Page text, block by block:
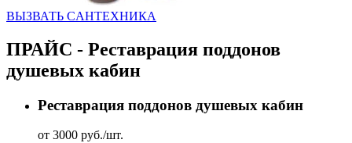
ВЫЗВАТЬ CАНТЕХНИКА
ПРАЙС - Реставрация поддонов
душевых кабин
Реставрация поддонов душевых кабин
от 3000 руб./шт.